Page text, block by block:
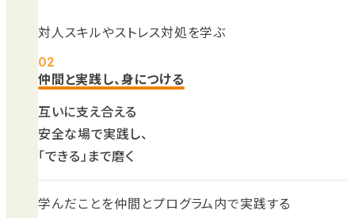
対人スキルやストレス対処を学ぶ
仲間と実践し、身につける
互いに支え合える
安全な場で実践し、
「できる」まで磨く
学んだことを仲間とプログラム内で実践する